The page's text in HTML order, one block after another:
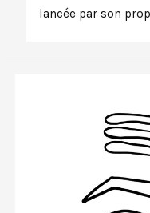
lancée par son